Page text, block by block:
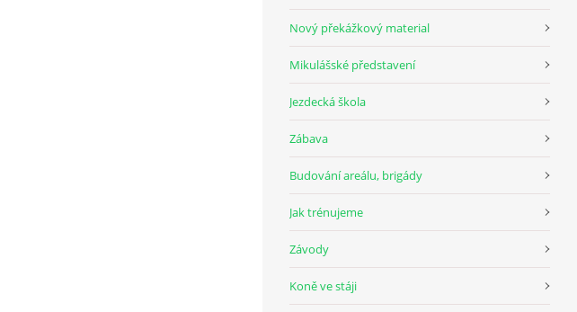
Nový překážkový material
Mikulášské představení
Jezdecká škola
Zábava
Budování areálu, brigády
Jak trénujeme
Závody
Koně ve stáji